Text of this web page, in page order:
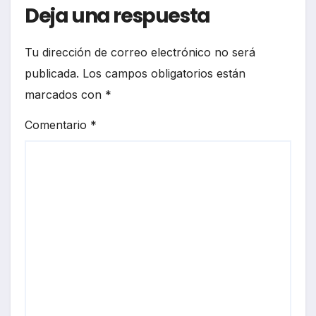
Deja una respuesta
Tu dirección de correo electrónico no será
publicada. Los campos obligatorios están
marcados con *
Comentario *